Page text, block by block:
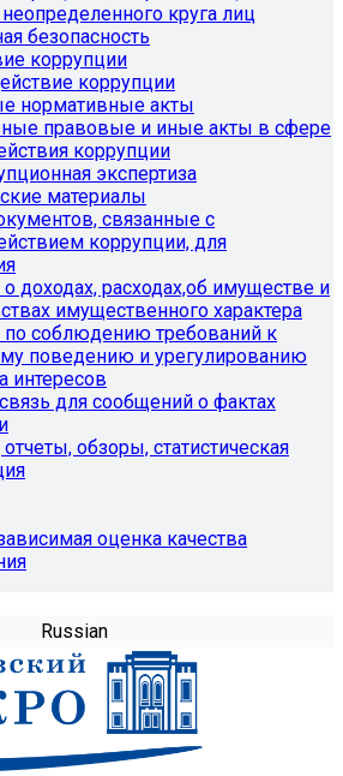
круга лиц
безопасность
коррупции
коррупции
нормативные акты
правовые и иные акты в сфере
коррупции
экспертиза
материалы
связанные с
коррупции, для
доходах, расходах,об имуществе и
имущественного характера
по соблюдению требований к
поведению и урегулированию
интересов
для сообщений о фактах
обзоры, статистическая
оценка качества
Russian